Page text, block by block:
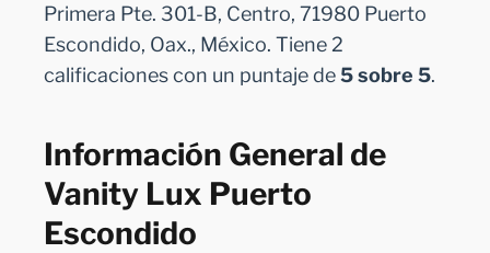
Primera Pte. 301-B, Centro, 71980 Puerto
Escondido, Oax., México. Tiene 2
calificaciones con un puntaje de5 sobre 5.
Información General de
Vanity Lux Puerto
Escondido